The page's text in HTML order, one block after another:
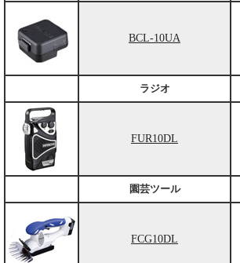
BCL-10UA
ラジオ
FUR10DL
園芸ツール
FCG10DL